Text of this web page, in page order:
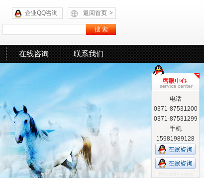
返回首页 >
企业QQ咨询
在线咨询 联系我们
电话
0371-87531200
0371-87531299
手机
15981989128